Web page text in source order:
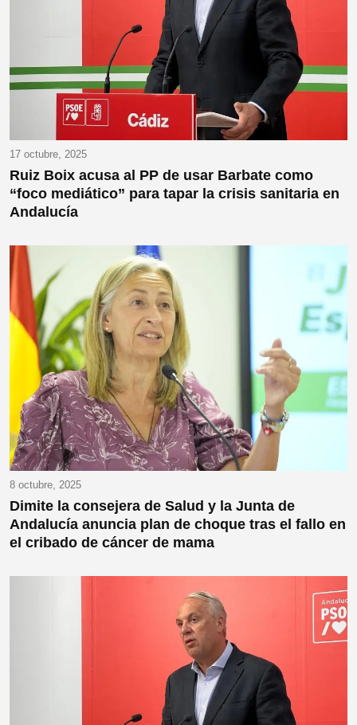
17 octubre, 2025
Ruiz Boix acusa al PP de usar Barbate como
“foco mediático” para tapar la crisis sanitaria en
Andalucía
8 octubre, 2025
Dimite la consejera de Salud y la Junta de
Andalucía anuncia plan de choque tras el fallo en
el cribado de cáncer de mama